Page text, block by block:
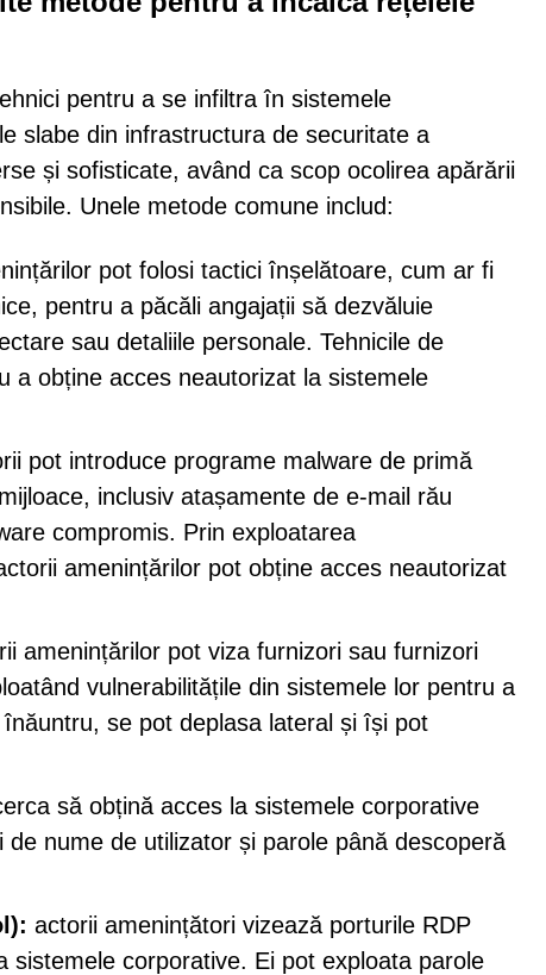
pentru a se infiltra în sistemele
slabe din infrastructura de securitate a
și sofisticate, având ca scop ocolirea apărării
Unele metode comune includ:
pot folosi tactici înșelătoare, cum ar fi
pentru a păcăli angajații să dezvăluie
sau detaliile personale. Tehnicile de
a obține acces neautorizat la sistemele
pot introduce programe malware de primă
inclusiv atașamente de e-mail rău
compromis. Prin exploatarea
amenințărilor pot obține acces neautorizat
amenințărilor pot viza furnizori sau furnizori
vulnerabilitățile din sistemele lor pentru a
se pot deplasa lateral și își pot
să obțină acces la sistemele corporative
nume de utilizator și parole până descoperă
actorii amenințători vizează porturile RDP
corporative. Ei pot exploata parole